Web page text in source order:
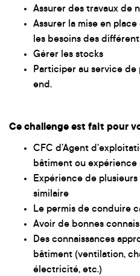
Assurer des travaux de
Assurer la mise en
les besoins des
Gérer les stocks
Participer au service
end.
Ce challenge est fait pour
CFC d’Agent
bâtiment ou expérience
Expérience de
similaire
Le permis de conduire
Avoir de bonnes
Des connaissances
bâtiment (ventilation,
électricité, etc.)